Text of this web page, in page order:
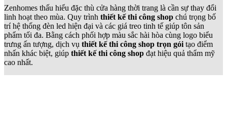
Zenhomes thấu hiểu đặc thù cửa hàng thời trang là cần sự thay đổi
linh hoạt theo mùa. Quy trình thiết kế thi công shop chú trọng bố
trí hệ thống đèn led hiện đại và các giá treo tinh tế giúp tôn sản
phẩm tối đa. Bằng cách phối hợp màu sắc hài hòa cùng logo biểu
trưng ấn tượng, dịch vụ thiết kế thi công shop trọn gói tạo điểm
nhấn khác biệt, giúp thiết kế thi công shop đạt hiệu quả thẩm mỹ
cao nhất.